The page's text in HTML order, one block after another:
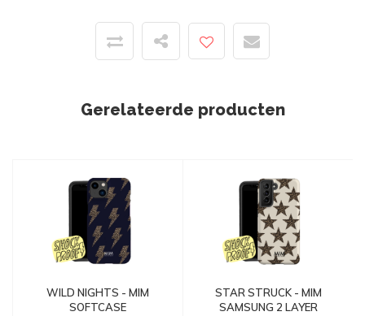
Gerelateerde producten
WILD NIGHTS - MIM
SOFTCASE
STAR STRUCK - MIM
SAMSUNG 2 LAYER